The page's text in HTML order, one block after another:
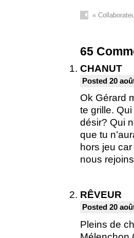
«
65
CHANUT
Posted 20
Ok Gérard
te grille.
désir? Qui
que tu
hors jeu
nous
RÊVEUR
Posted 20
Pleins de